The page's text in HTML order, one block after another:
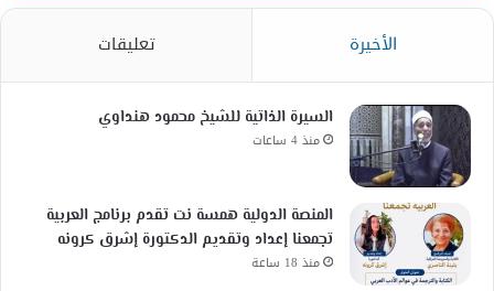
الأخيرة تعليقات
السيرة الذاتية للشيخ محمود هنداوي
منذ 4 ساعات
المنصة الدولية همسة نت تقدم برنامج العربية
تجمعنا إعداد وتقديم الدكتورة إشرق كرونه
منذ 18 ساعة